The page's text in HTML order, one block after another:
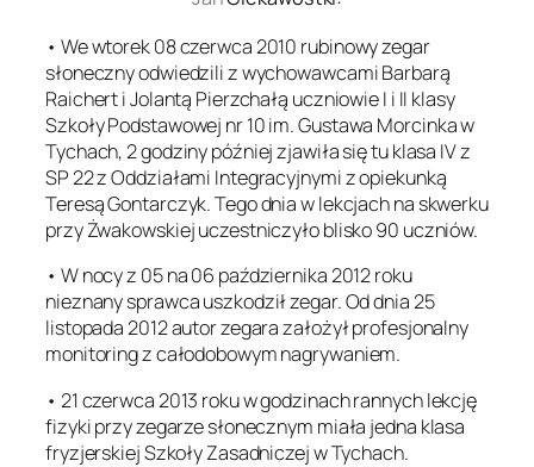
• We wtorek 08 czerwca 2010 rubinowy zegar
słoneczny odwiedzili z wychowawcami Barbarą
Raichert i Jolantą Pierzchałą uczniowie I i II klasy
Szkoły Podstawowej nr 10 im. Gustawa Morcinka w
Tychach, 2 godziny później zjawiła się tu klasa IV z
SP 22 z Oddziałami Integracyjnymi z opiekunką
Teresą Gontarczyk. Tego dnia w lekcjach na skwerku
przy Żwakowskiej uczestniczyło blisko 90 uczniów.
• W nocy z 05 na 06 października 2012 roku
nieznany sprawca uszkodził zegar. Od dnia 25
listopada 2012 autor zegara założył profesjonalny
monitoring z całodobowym nagrywaniem.
• 21 czerwca 2013 roku w godzinach rannych lekcję
fizyki przy zegarze słonecznym miała jedna klasa
fryzjerskiej Szkoły Zasadniczej w Tychach.